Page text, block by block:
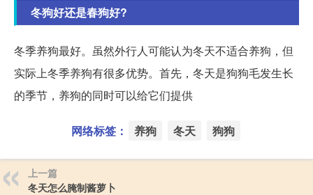
冬狗好还是春狗好?
冬季养狗最好。虽然外行人可能认为冬天不适合养狗，但
实际上冬季养狗有很多优势。首先，冬天是狗狗毛发生长
的季节，养狗的同时可以给它们提供
网络标签： 养狗 冬天 狗狗
上一篇
冬天怎么腌制酱萝卜